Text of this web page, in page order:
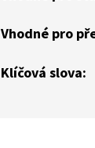
Vhodné pro
Klíčová slova: